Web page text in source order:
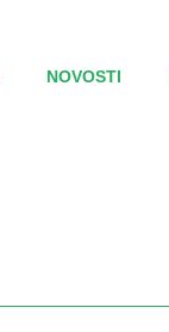
NOVOSTI